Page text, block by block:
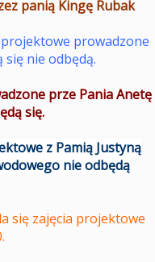
panią Kingę Rubak
projektowe prowadzone
się nie odbędą.
prze Pania Anetę
się.
z Pamią Justyną
nie odbędą
się zajęcia projektowe